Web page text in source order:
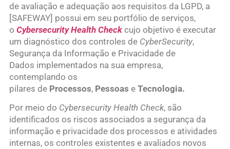
de avaliação e adequação aos requisitos da LGPD, a
[SAFEWAY] possui em seu portfólio de serviços,
o Cybersecurity Health Check cujo objetivo é executar
um diagnóstico dos controles de CyberSecurity,
Segurança da Informação e Privacidade de
Dados implementados na sua empresa,
contemplando os
pilares de Processos, Pessoas e Tecnologia.
Por meio do Cybersecurity Health Check, são
identificados os riscos associados a segurança da
informação e privacidade dos processos e atividades
internas, os controles existentes e avaliados novos